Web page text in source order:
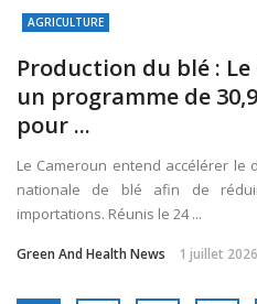
AGRICULTURE
Production du blé :
un programme de
pour ...
Le Cameroun entend accélérer le
nationale de blé afin de
importations. Réunis le 24 ...
Green And Health News 1 juillet 2026